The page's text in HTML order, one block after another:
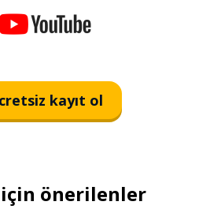
kayıt ol
önerilenler